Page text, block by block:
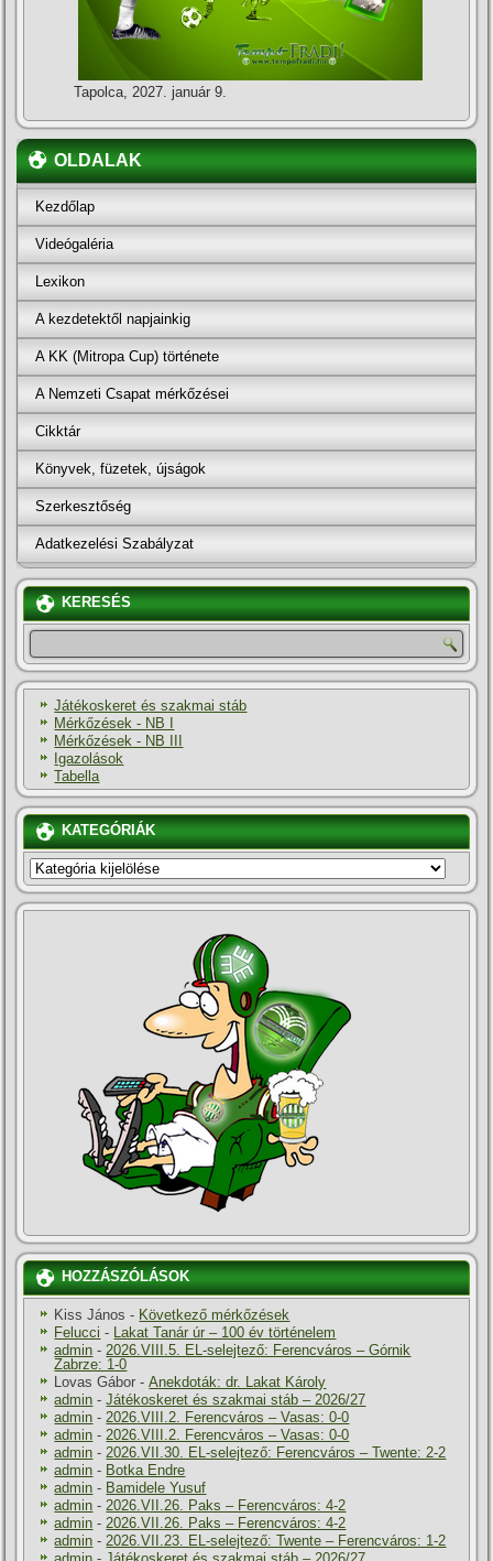
Tapolca, 2027. január 9.
OLDALAK
Kezdőlap
Videógaléria
Lexikon
A kezdetektől napjainkig
A KK (Mitropa Cup) története
A Nemzeti Csapat mérkőzései
Cikktár
Könyvek, füzetek, újságok
Szerkesztőség
Adatkezelési Szabályzat
KERESÉS
Játékoskeret és szakmai stáb
Mérkőzések - NB I
Mérkőzések - NB III
Igazolások
Tabella
KATEGÓRIÁK
KATEGÓRIÁK
HOZZÁSZÓLÁSOK
Kiss János - Következő mérkőzések
Felucci -
Lakat Tanár úr – 100 év történelem
admin - 2026.VIII.5. EL-selejtező: Ferencváros – Górnik
Zabrze: 1-0
Lovas Gábor -Anekdoták: dr. Lakat Károly
admin -Játékoskeret és szakmai stáb – 2026/27
admin - 2026.VIII.2. Ferencváros – Vasas: 0-0
admin - 2026.VIII.2. Ferencváros – Vasas: 0-0
admin - 2026.VII.30. EL-selejtező: Ferencváros – Twente: 2-2
admin - Botka Endre
admin - Bamidele Yusuf
admin - 2026.VII.26. Paks – Ferencváros: 4-2
admin - 2026.VII.26. Paks – Ferencváros: 4-2
admin - 2026.VII.23. EL-selejtező: Twente – Ferencváros: 1-2